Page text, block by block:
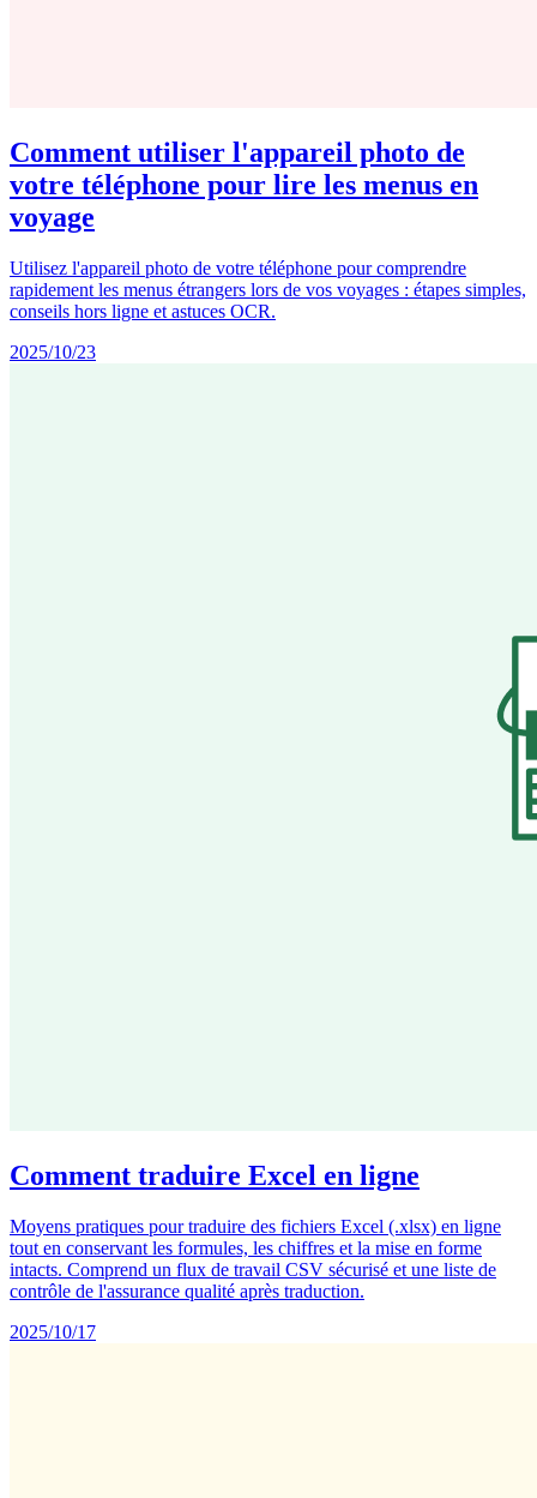
Comment utiliser l'appareil photo de
votre téléphone pour lire les menus en
voyage
Utilisez l'appareil photo de votre téléphone pour comprendre
rapidement les menus étrangers lors de vos voyages : étapes simples,
conseils hors ligne et astuces OCR.
2025/10/23
Comment traduire Excel en ligne
Moyens pratiques pour traduire des fichiers Excel (.xlsx) en ligne
tout en conservant les formules, les chiffres et la mise en forme
intacts. Comprend un flux de travail CSV sécurisé et une liste de
contrôle de l'assurance qualité après traduction.
2025/10/17